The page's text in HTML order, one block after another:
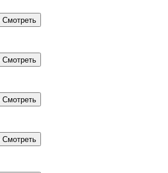
Смотреть
Смотреть
Смотреть
Смотреть